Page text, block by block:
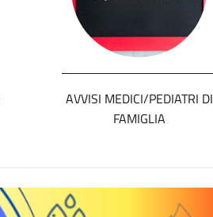
AVVISI MEDICI/PEDIATRI DI
FAMIGLIA